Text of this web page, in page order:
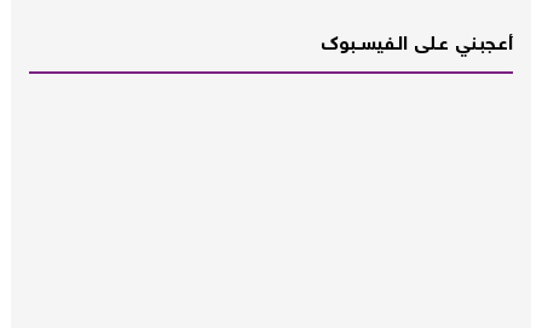
أعـــجبــني عـــلى الــفــيســــبوك